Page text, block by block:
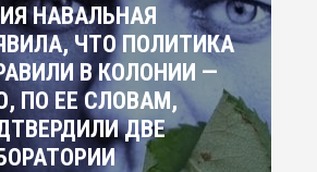
НАВАЛЬНАЯ
ЧТО ПОЛИТИКА
В КОЛОНИИ —
ПО ЕЕ СЛОВАМ,
ДВЕ